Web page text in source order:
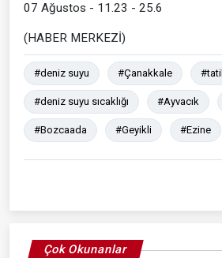
07 Ağustos - 11.23 - 25.6
(HABER MERKEZİ)
#deniz suyu #Çanakkale #tatil
#deniz suyu sıcaklığı #Ayvacık
#Bozcaada #Geyikli #Ezine
Çok Okunanlar